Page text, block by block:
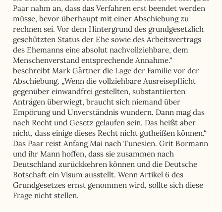
Paar nahm an, dass das Verfahren erst beendet werden
müsse, bevor überhaupt mit einer Abschiebung zu
rechnen sei. Vor dem Hintergrund des grundgesetzlich
geschützten Status der Ehe sowie des Arbeitsvertrags
des Ehemanns eine absolut nachvollziehbare, dem
Menschenverstand entsprechende Annahme.“
beschreibt Mark Gärtner die Lage der Familie vor der
Abschiebung. „Wenn die vollziehbare Ausreisepflicht
gegenüber einwandfrei gestellten, substantiierten
Anträgen überwiegt, braucht sich niemand über
Empörung und Unverständnis wundern. Dann mag das
nach Recht und Gesetz gelaufen sein. Das heißt aber
nicht, dass einige dieses Recht nicht gutheißen können.“
Das Paar reist Anfang Mai nach Tunesien. Grit Bormann
und ihr Mann hoffen, dass sie zusammen nach
Deutschland zurückkehren können und die Deutsche
Botschaft ein Visum ausstellt. Wenn Artikel 6 des
Grundgesetzes ernst genommen wird, sollte sich diese
Frage nicht stellen.